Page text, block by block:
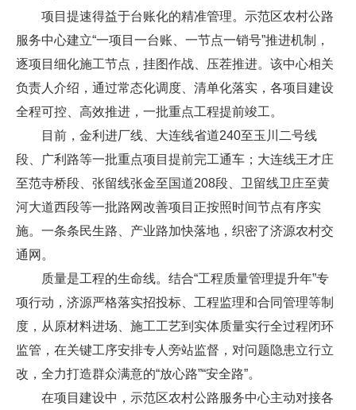
项目提速得益于台账化的精准管理。示范区农村公路
服务中心建立“一项目一台账、一节点一销号”推进机制，
逐项目细化施工节点，挂图作战、压茬推进。该中心相关
负责人介绍，通过常态化调度、清单化落实，各项目建设
全程可控、高效推进，一批重点工程提前竣工。
目前，金利进厂线、大连线省道240至玉川二号线
段、广利路等一批重点项目提前完工通车；大连线王才庄
至范寺桥段、张留线张金至国道208段、卫留线卫庄至黄
河大道西段等一批路网改善项目正按照时间节点有序实
施。一条条民生路、产业路加快落地，织密了济源农村交
通网。
质量是工程的生命线。结合“工程质量管理提升年”专
项行动，济源严格落实招投标、工程监理和合同管理等制
度，从原材料进场、施工工艺到实体质量实行全过程闭环
监管，在关键工序安排专人旁站监督，对问题隐患立行立
改，全力打造群众满意的“放心路”“安全路”。
在项目建设中，示范区农村公路服务中心主动对接各